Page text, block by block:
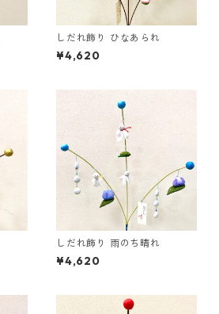
しだれ飾り ひなあられ
¥4,620
しだれ飾り 雨のち晴れ
¥4,620